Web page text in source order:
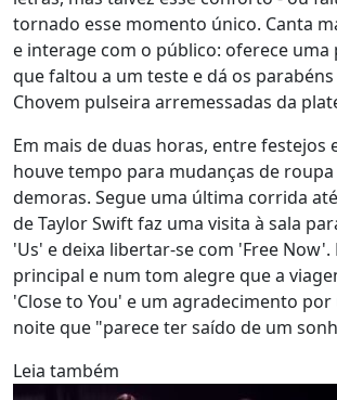
tornado esse momento único. Canta
e interage com o público: oferece uma
que faltou a um teste e dá os
Chovem pulseira arremessadas da
Em mais de duas horas, entre festejos
houve tempo para mudanças de
demoras. Segue uma última corrida
de Taylor Swift faz uma visita à sala
'Us' e deixa libertar-se com 'Free Now'.
principal e num tom alegre que a
'Close to You' e um agradecimento por
noite que "parece ter saído de um
Leia também